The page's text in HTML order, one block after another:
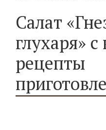
Салат
глухаря»
рецепты